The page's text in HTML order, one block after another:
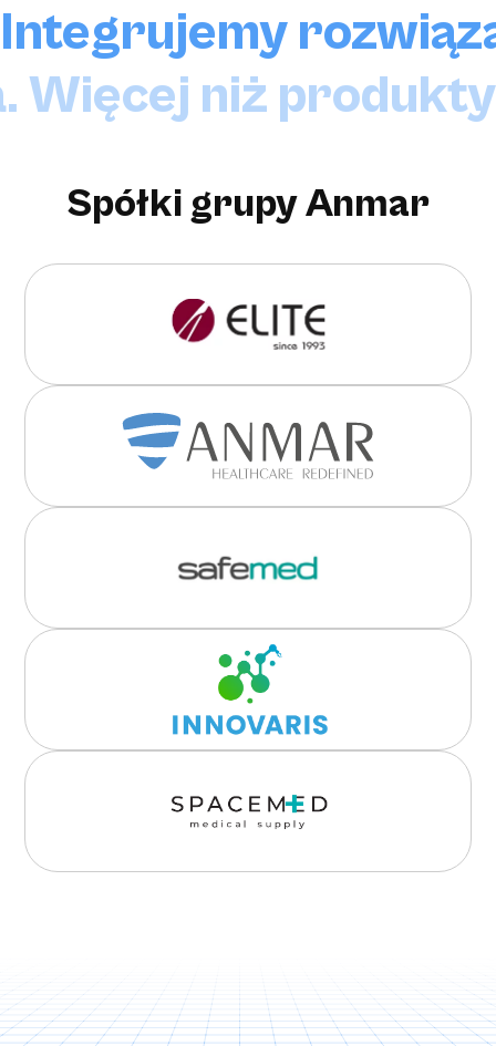
Integrujemy
Więcej niż produkty
Spółki grupy Anmar